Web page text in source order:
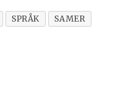
SPRÅK
SAMER